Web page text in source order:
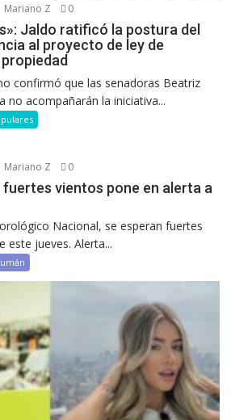
Mariano Z 0
Jaldo ratificó la postura del
al proyecto de ley de
confirmó que las senadoras Beatriz
no acompañarán la iniciativa...
Mariano Z 0
fuertes vientos pone en alerta a
Nacional, se esperan fuertes
este jueves. Alerta...